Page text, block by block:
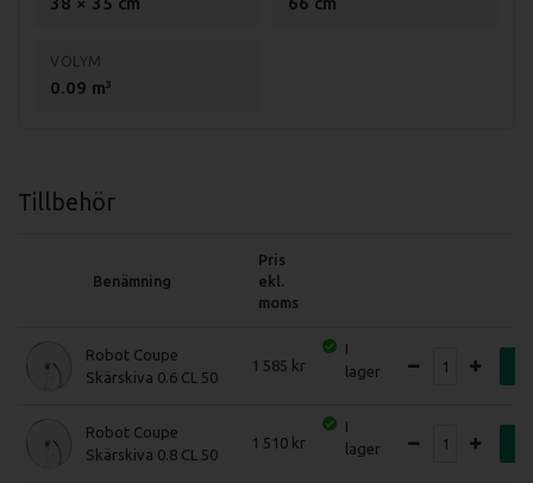
VOLYM
0.09 m³
Tillbehör
Benämning
Pris
ekl.
moms
Robot Coupe
Skärskiva 0.6 CL 50
1 585
I
lager
Robot Coupe
Skärskiva 0.8 CL 50
1 510
I
lager